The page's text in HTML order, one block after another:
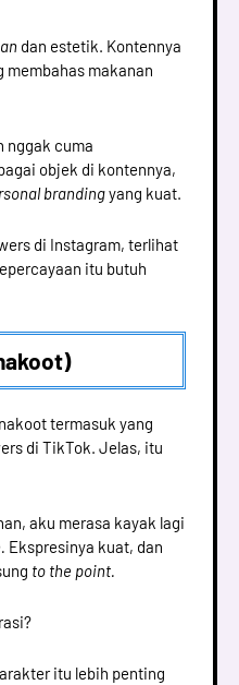
dan estetik. Kontennya
makanan
nggak cuma
objek di kontennya,
brandingyang kuat.
di Instagram, terlihat
itu butuh
termasuk yang
di TikTok. Jelas, itu
aku merasa kayak lagi
Ekspresinya kuat, dan
to the point.
itu lebih penting